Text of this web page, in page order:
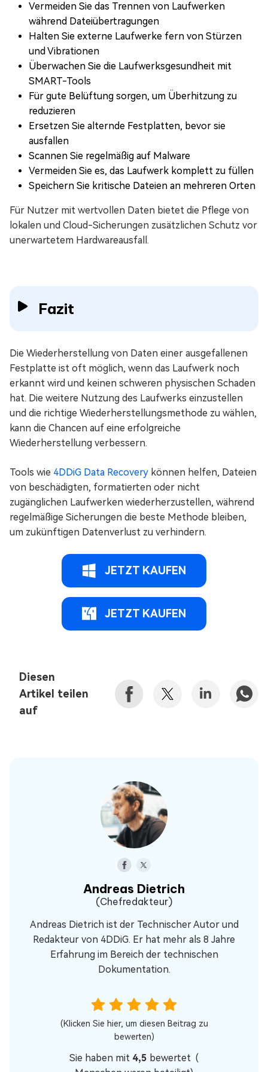
Vermeiden Sie das Trennen von Laufwerken
während Dateiübertragungen
Halten Sie externe Laufwerke fern von Stürzen
und Vibrationen
Überwachen Sie die Laufwerksgesundheit mit
SMART-Tools
Für gute Belüftung sorgen, um Überhitzung zu
reduzieren
Ersetzen Sie alternde Festplatten, bevor sie
ausfallen
Scannen Sie regelmäßig auf Malware
Vermeiden Sie es, das Laufwerk komplett zu füllen
Speichern Sie kritische Dateien an mehreren Orten
Für Nutzer mit wertvollen Daten bietet die Pflege von
lokalen und Cloud-Sicherungen zusätzlichen Schutz vor
unerwartetem Hardwareausfall.
Fazit
Die Wiederherstellung von Daten einer ausgefallenen
Festplatte ist oft möglich, wenn das Laufwerk noch
erkannt wird und keinen schweren physischen Schaden
hat. Die weitere Nutzung des Laufwerks einzustellen
und die richtige Wiederherstellungsmethode zu wählen,
kann die Chancen auf eine erfolgreiche
Wiederherstellung verbessern.
Tools wie 4DDiG Data Recovery können helfen, Dateien
von beschädigten, formatierten oder nicht
zugänglichen Laufwerken wiederherzustellen, während
regelmäßige Sicherungen die beste Methode bleiben,
um zukünftigen Datenverlust zu verhindern.
JETZT KAUFEN
JETZT KAUFEN
Diesen
Artikel teilen
auf
Andreas Dietrich
(Chefredakteur)
Andreas Dietrich ist der Technischer Autor und
Redakteur von 4DDiG. Er hat mehr als 8 Jahre
Erfahrung im Bereich der technischen
Dokumentation.
(Klicken Sie hier, um diesen Beitrag zu
bewerten)
Sie haben mit 4,5 bewertet (